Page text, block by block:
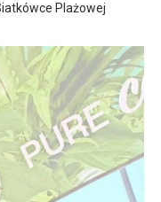
Plażowej